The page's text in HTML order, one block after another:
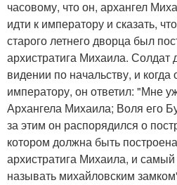
часовому, что он, архангел
идти к императору и сказать,
старого летнего дворца был
архистратига Михаила.
видении по начальству, и
императору, он ответил: "Мне
Архангела Михаила; Воля его
за этим он распорядился о
котором должна быть
архистратига Михаила, и
называть михайловским